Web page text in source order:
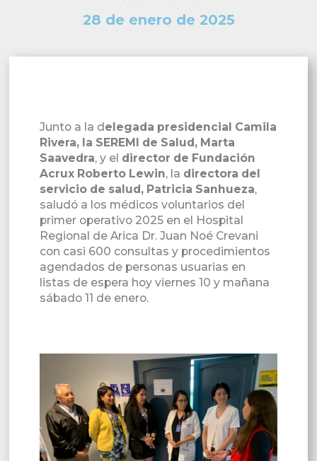
28 de enero de 2025
Junto a la d elegada presidencial Camila
Rivera, la SEREMI de Salud, Marta
Saavedra, y el director de Fundación
Acrux Roberto Lewin, la directora del
servicio de salud, Patricia Sanhueza,
saludó a los médicos voluntarios del
primer operativo 2025 en el Hospital
Regional de Arica Dr. Juan Noé Crevani
con casi 600 consultas y procedimientos
agendados de personas usuarias en
listas de espera hoy viernes 10 y mañana
sábado 11 de enero.